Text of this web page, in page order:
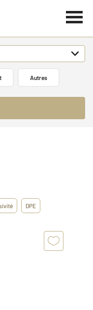
Autres
DPE